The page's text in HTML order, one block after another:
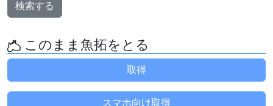
検索する
このまま魚拓をとる